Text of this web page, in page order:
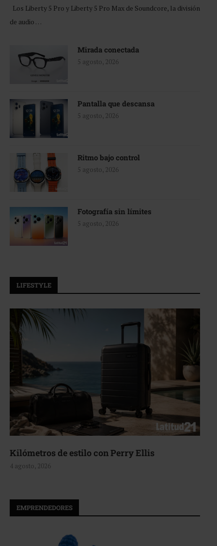
Los Liberty 5 Pro y Liberty 5 Pro Max de Soundcore, la división
de audio …
Mirada conectada
5 agosto, 2026
Pantalla que descansa
5 agosto, 2026
Ritmo bajo control
5 agosto, 2026
Fotografía sin límites
5 agosto, 2026
LIFESTYLE
Aerie, texturas que fluyen
4 agosto, 2026
EMPRENDEDORES